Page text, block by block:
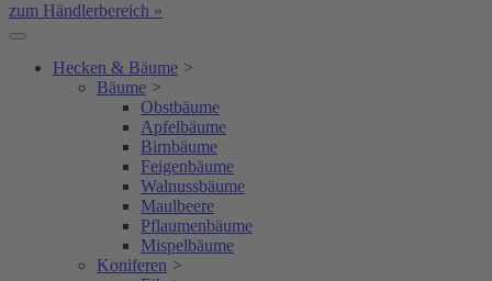
zum Händlerbereich »
Hecken & Bäume >
Bäume >
Obstbäume
Apfelbäume
Birnbäume
Feigenbäume
Walnussbäume
Maulbeere
Pflaumenbäume
Mispelbäume
Koniferen >